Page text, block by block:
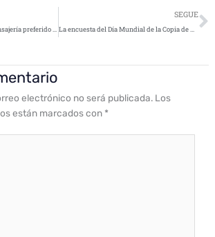
Telegram: ¿El canal de mensajería preferido por los ciberterroristas?
SEGUE
La encuesta del Día Mundial de la Copia de Seguridad de Acronis revela que la pérdida de datos entre particulares repuntó un 30% en 2018
electrónico no será publicada. Los
están marcados con *